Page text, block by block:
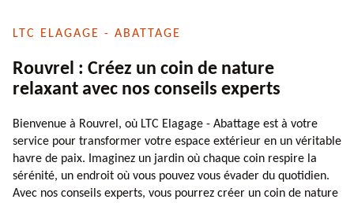
LTC ELAGAGE - ABATTAGE
Rouvrel : Créez un coin de nature
relaxant avec nos conseils experts
Bienvenue à Rouvrel, où LTC Elagage - Abattage est à votre
service pour transformer votre espace extérieur en un véritable
havre de paix. Imaginez un jardin où chaque coin respire la
sérénité, un endroit où vous pouvez vous évader du quotidien.
Avec nos conseils experts, vous pourrez créer un coin de nature